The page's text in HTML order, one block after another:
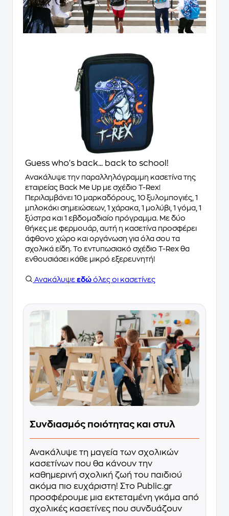
Guess who's back... back to school!
Ανακάλυψε την παραλληλόγραμμη κασετίνα της
εταιρείας Back Me Up με σχέδιο T-Rex!
Περιλαμβάνει 10 μαρκαδόρους, 10 ξυλομπογιές, 1
μπλοκάκι σημειώσεων, 1 χάρακα, 1 μολύβι, 1 γόμα, 1
ξύστρα και 1 εβδομαδιαίο πρόγραμμα. Με δύο
θήκες με φερμουάρ, αυτή η κασετίνα προσφέρει
άφθονο χώρο και οργάνωση για όλα σου τα
σχολικά είδη. Το εντυπωσιακό σχέδιο T-Rex θα
ενθουσιάσει κάθε μικρό εξερευνητή!
Ανακάλυψε εδώ όλες οι κασετίνες
Συνδιασμός ποιότητας και στυλ
Ανακάλυψε τη μαγεία των σχολικών
κασετίνων που θα κάνουν την
καθημερινή σχολική ζωή του παιδιού
ακόμα πιο ευχάριστη! Στο Public.gr
προσφέρουμε μια εκτεταμένη γκάμα από
σχολικές κασετίνες που συνδυάζουν